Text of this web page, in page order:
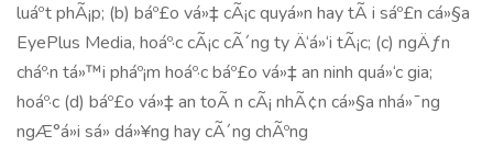
luáº­t phÃ¡p; (b) báº£o vá»‡ cÃ¡c quyá»n hay tÃ i sáº£n cá»§a
EyePlus Media, hoáº·c cÃ¡c cÃ´ng ty Ä‘á»‘i tÃ¡c; (c) ngÄƒn
cháº·n tá»™i pháº¡m hoáº·c báº£o vá»‡ an ninh quá»‘c gia;
hoáº·c (d) báº£o vá»‡ an toÃ n cÃ¡ nhÃ¢n cá»§a nhá»¯ng
ngÆ°á»i sá»­ dá»¥ng hay cÃ´ng chÃºng